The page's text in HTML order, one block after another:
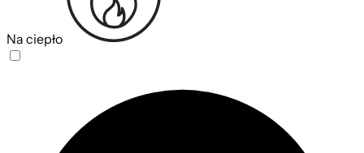
Na ciepło